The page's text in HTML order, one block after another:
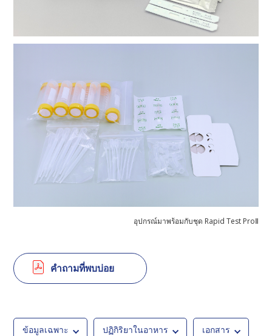
อุปกรณ์มาพร้อมกับชุด Rapid Test ProⅡ
คำถามที่พบบ่อย
ข้อมูลเฉพาะ ปฏิกิริยาในอาหาร เอกสาร